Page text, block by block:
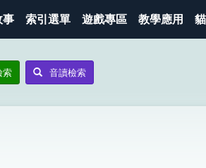
事 索引選單 遊戲專區 教學應用
索 音讀檢索